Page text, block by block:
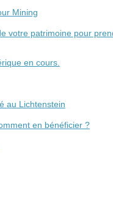
Mining
votre patrimoine pour
en cours.
au Lichtenstein
en bénéficier ?